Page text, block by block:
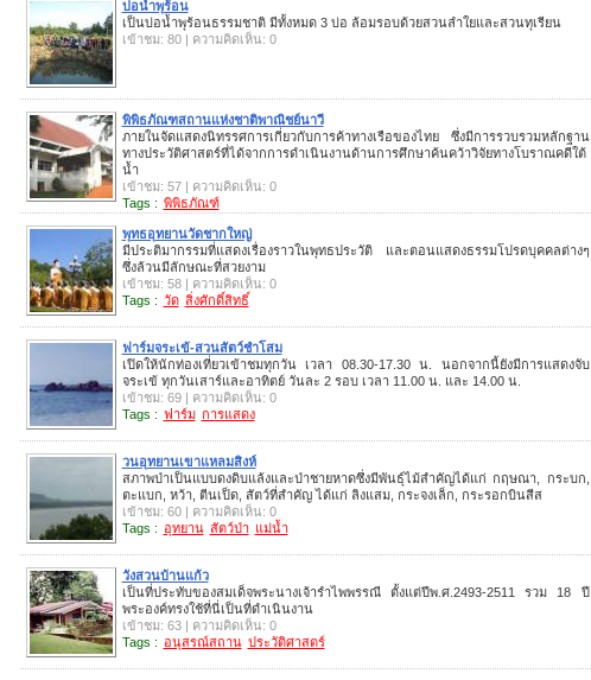
บ่อน้ำพุร้อน
เป็นบ่อน้ำพุร้อนธรรมชาติ มีทั้งหมด 3 บ่อ ล้อมรอบด้วยสวนลำใยและสวนทุเรียน
เข้าชม: 80 | ความคิดเห็น: 0
พิพิธภัณฑสถานแห่งชาติพาณิชย์นาวี
ภายในจัดแสดงนิทรรศการเกี่ยวกับการค้าทางเรือของไทย ซึ่งมีการรวบรวมหลักฐาน
ทางประวัติศาสตร์ที่ได้จากการดำเนินงานด้านการศึกษาค้นคว้าวิจัยทางโบราณคดีใต้
น้ำ
เข้าชม: 57 | ความคิดเห็น: 0
Tags : พิพิธภัณฑ์
พุทธอุทยานวัดชากใหญ่
มีประติมากรรมที่แสดงเรื่องราวในพุทธประวัติ และตอนแสดงธรรมโปรดบุคคลต่างๆ
ซึ่งล้วนมีลักษณะที่สวยงาม
เข้าชม: 58 | ความคิดเห็น: 0
Tags : วัด สิ่งศักดิ์สิทธิ์
ฟาร์มจระเข้-สวนสัตว์ชำโสม
เปิดให้นักท่องเที่ยวเข้าชมทุกวัน เวลา 08.30-17.30 น. นอกจากนี้ยังมีการแสดงจับ
จระเข้ ทุกวันเสาร์และอาทิตย์ วันละ 2 รอบ เวลา 11.00 น. และ 14.00 น.
เข้าชม: 69 | ความคิดเห็น: 0
Tags : ฟาร์ม การแสดง
วนอุทยานเขาแหลมสิงห์
สภาพป่าเป็นแบบดงดิบแล้งและป่าชายหาดซึ่งมีพันธุ์ไม้สำคัญได้แก่ กฤษณา, กระบก,
ตะแบก, หว้า, ตีนเป็ด, สัตว์ที่สำคัญ ได้แก่ ลิงแสม, กระจงเล็ก, กระรอกบินสีส
เข้าชม: 60 | ความคิดเห็น: 0
Tags : อุทยาน สัตว์ป่า แม่น้ำ
วังสวนบ้านแก้ว
เป็นที่ประทับของสมเด็จพระนางเจ้ารำไพพรรณี ตั้งแต่ปีพ.ศ.2493-2511 รวม 18 ปี
พระองค์ทรงใช้ที่นี่เป็นที่ดำเนินงาน
เข้าชม: 63 | ความคิดเห็น: 0
Tags : อนุสรณ์สถาน ประวัติศาสตร์